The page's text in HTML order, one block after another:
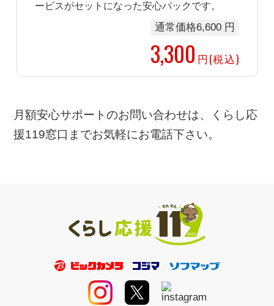
ービスがセットになった安心パックです。
通常価格6,600 円
3,300 円(税込)
月額安心サポートのお問い合わせは、くらし応
援119窓口までお気軽にお電話下さい。